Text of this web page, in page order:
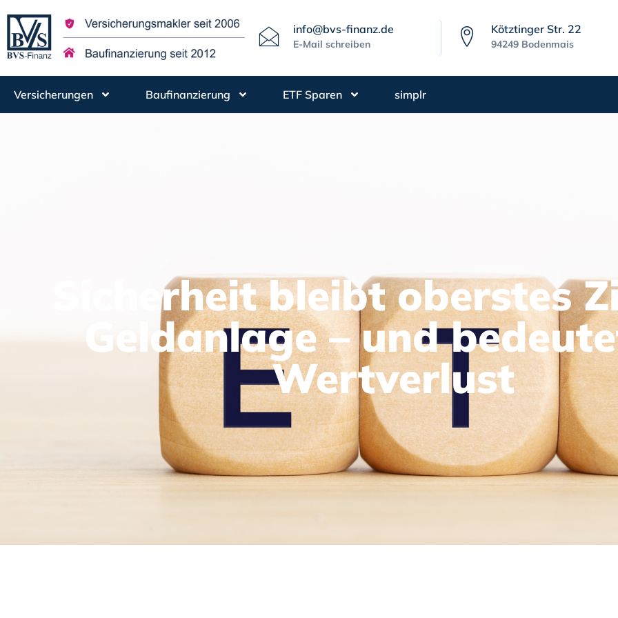
info@bvs-finanz.de
E-Mail schreiben
Kötztinger Str. 22
94249 Bodenmais
Versicherungen Baufinanzierung ETF Sparen simplr
Sicherheit bleibt oberstes
Geldanlage – und
Wertverlust